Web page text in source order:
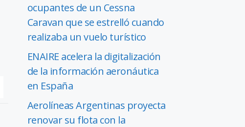
ocupantes de un Cessna
Caravan que se estrelló cuando
realizaba un vuelo turístico
ENAIRE acelera la digitalización
de la información aeronáutica
en España
Aerolíneas Argentinas proyecta
renovar su flota con la